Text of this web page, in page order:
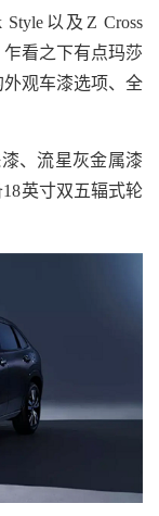
以及Z Cross
看之下有点玛莎
观车漆选项、全
、流星灰金属漆
英寸双五辐式轮